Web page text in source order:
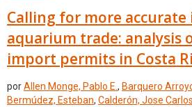
Calling for more
aquarium trade: analysis
import permits in Costa
porAllen Monge, Pablo E., Barquero
Bermúdez, Esteban, Calderón, Jose Carlos